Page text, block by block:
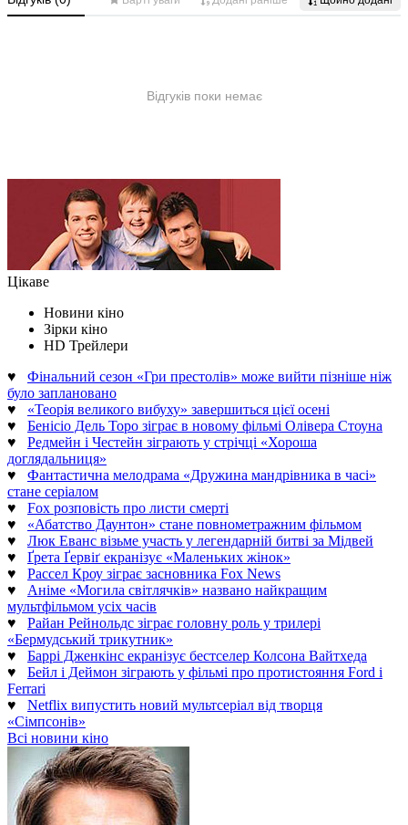
Цікаве
Новини кіно
Зірки кіно
HD Трейлери
♥ Фінальний сезон «Гри престолів» може вийти пізніше ніж
було заплановано
♥ «Теорія великого вибуху» завершиться цієї осені
♥ Бенісіо Дель Торо зіграє в новому фільмі Олівера Стоуна
♥ Редмейн і Честейн зіграють у стрічці «Хороша
доглядальниця»
♥ Фантастична мелодрама «Дружина мандрівника в часі»
стане серіалом
♥ Fox розповість про листи смерті
♥ «Абатство Даунтон» стане повнометражним фільмом
♥ Люк Еванс візьме участь у легендарній битві за Мідвей
♥ Ґрета Ґервіґ екранізує «Маленьких жінок»
♥ Рассел Кроу зіграє засновника Fox News
♥ Аніме «Могила світлячків» названо найкращим
мультфільмом усіх часів
♥ Райан Рейнольдс зіграє головну роль у трилері
«Бермудський трикутник»
♥ Баррі Дженкінс екранізує бестселер Колсона Вайтхеда
♥ Бейл і Деймон зіграють у фільмі про протистояння Ford і
Ferrari
♥ Netflix випустить новий мультсеріал від творця
«Сімпсонів»
Всі новини кіно